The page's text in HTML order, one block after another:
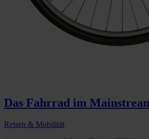
Das Fahrrad im
Reisen & Mobilität